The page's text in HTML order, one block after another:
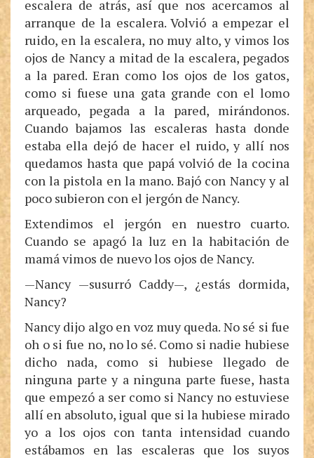
escalera de atrás, así que nos acercamos al
arranque de la escalera. Volvió a empezar el
ruido, en la escalera, no muy alto, y vimos los
ojos de Nancy a mitad de la escalera, pegados
a la pared. Eran como los ojos de los gatos,
como si fuese una gata grande con el lomo
arqueado, pegada a la pared, mirándonos.
Cuando bajamos las escaleras hasta donde
estaba ella dejó de hacer el ruido, y allí nos
quedamos hasta que papá volvió de la cocina
con la pistola en la mano. Bajó con Nancy y al
poco subieron con el jergón de Nancy.
Extendimos el jergón en nuestro cuarto.
Cuando se apagó la luz en la habitación de
mamá vimos de nuevo los ojos de Nancy.
—Nancy —susurró Caddy—, ¿estás dormida,
Nancy?
Nancy dijo algo en voz muy queda. No sé si fue
oh o si fue no, no lo sé. Como si nadie hubiese
dicho nada, como si hubiese llegado de
ninguna parte y a ninguna parte fuese, hasta
que empezó a ser como si Nancy no estuviese
allí en absoluto, igual que si la hubiese mirado
yo a los ojos con tanta intensidad cuando
estábamos en las escaleras que los suyos